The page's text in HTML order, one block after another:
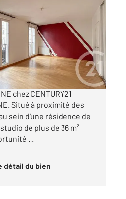
à vendre
€
à vendre à LE
chez CENTURY21
Situé à proximité des
sein d'une résidence de
de plus de 36 m²
...
détail du bien